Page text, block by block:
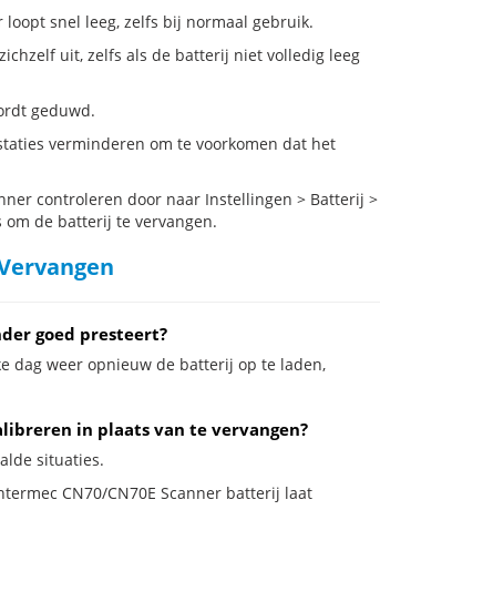
loopt snel leeg, zelfs bij normaal gebruik.
uit, zelfs als de batterij niet volledig leeg
geduwd.
verminderen om te voorkomen dat het
controleren door naar Instellingen > Batterij >
de batterij te vervangen.
goed presteert?
dag weer opnieuw de batterij op te laden,
in plaats van te vervangen?
situaties.
CN70/CN70E Scanner batterij laat